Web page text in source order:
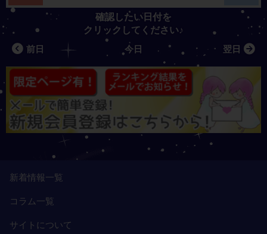
前日 今日 翌日
確認したい日付を
クリックしてください♪
新着情報一覧
コラム一覧
サイトについて